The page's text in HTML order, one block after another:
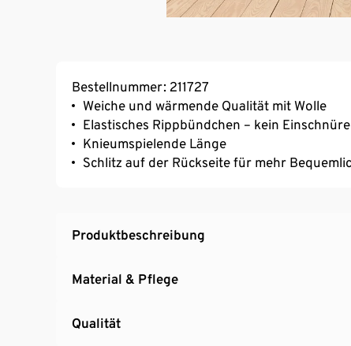
Bestellnummer: 211727
Weiche und wärmende Qualität mit Wolle
Elastisches Rippbündchen – kein
Knieumspielende Länge
Schlitz auf der Rückseite für mehr
Produktbeschreibung
Material & Pflege
Qualität